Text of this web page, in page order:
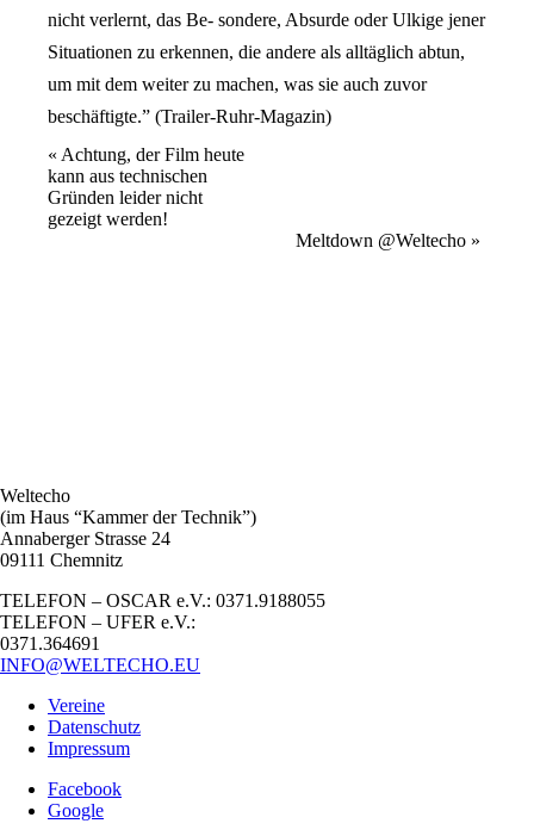
nicht verlernt, das Be- sondere, Absurde oder Ulkige jener
Situationen zu erkennen, die andere als alltäglich abtun,
um mit dem weiter zu machen, was sie auch zuvor
beschäftigte.” (Trailer-Ruhr-Magazin)
Veranstaltung
Navigation
« Achtung, der Film heute
kann aus technischen
Gründen leider nicht
gezeigt werden!
Meltdown @Weltecho »
Weltecho
(im Haus “Kammer der Technik”)
Annaberger Strasse 24
09111 Chemnitz
TELEFON – OSCAR e.V.: 0371.9188055
TELEFON – UFER e.V.:
0371.364691
INFO@WELTECHO.EU
Vereine
Datenschutz
Impressum
Facebook
Google